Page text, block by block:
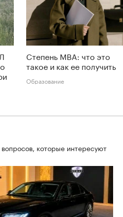
Степень MBA: что это
такое и как ее получить
Образование
которые интересуют